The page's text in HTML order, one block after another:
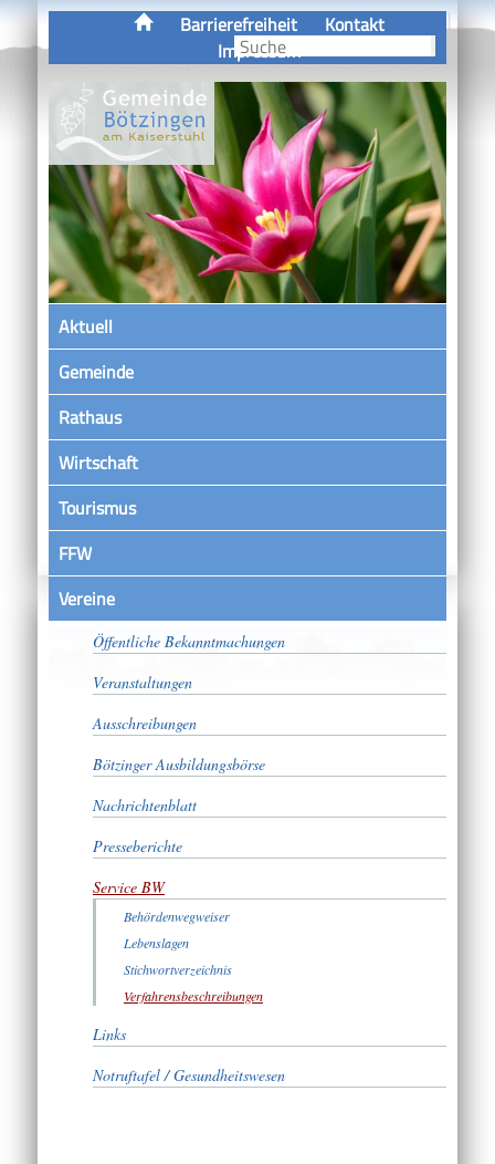
Barrierefreiheit
Kontakt
Impressum
Aktuell
Gemeinde
Rathaus
Wirtschaft
Tourismus
FFW
VereineSatzungen
Öffentliche Bekanntmachungen
Veranstaltungen
Ausschreibungen
Bötzinger Ausbildungsbörse
Nachrichtenblatt
Presseberichte
Service BW
Behördenwegweiser
Lebenslagen
Stichwortverzeichnis
Verfahrensbeschreibungen
Links
Notruftafel / Gesundheitswesen